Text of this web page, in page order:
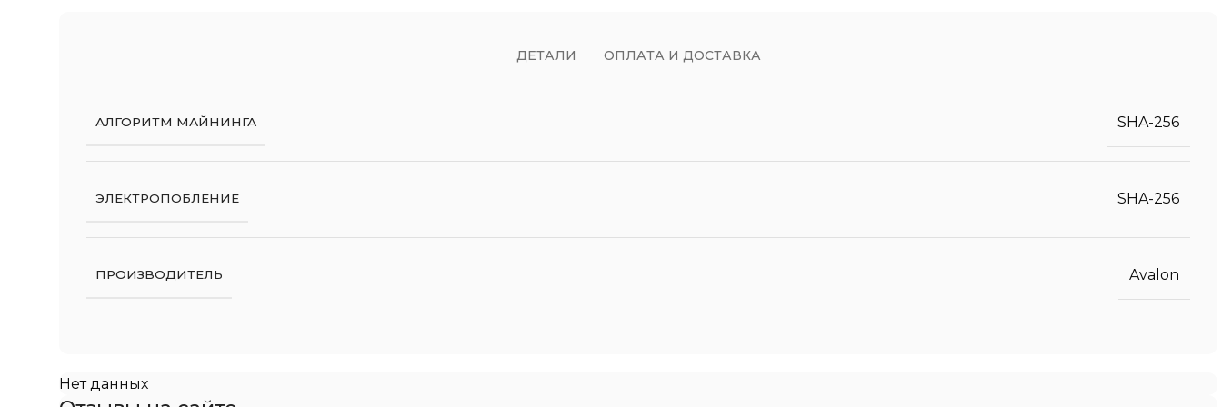
ДЕТАЛИ ОПЛАТА И ДОСТАВКА
АЛГОРИТМ МАЙНИНГА SHA-256
ЭЛЕКТРОПОБЛЕНИЕ SHA-256
ПРОИЗВОДИТЕЛЬ Avalon
Нет данных